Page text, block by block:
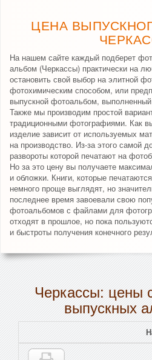
ЦЕНА
На нашем сайте каждый подберет
альбом (Черкассы) практически на
остановить свой выбор на элитной
фотохимическим способом, или
выпускной фотоальбом,
Также мы производим простой
традиционными фотографиями. Как
изделие зависит от используемых
на производство. Из-за этого самой
развороты которой печатают на
Но за это цену вы получаете
и обложки. Книги, которые
немного проще выглядят, но
последнее время завоевали свою
фотоальбомов с файлами для
отходят в прошлое, но пока
и быстроты получения конечного
Черкассы: цены
выпускных